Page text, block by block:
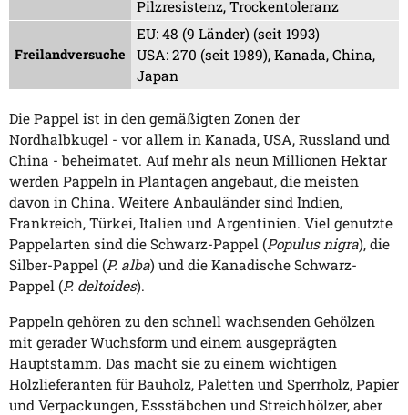
Pilzresistenz, Trockentoleranz
Freilandversuche
EU: 48 (9 Länder) (seit 1993)
USA: 270 (seit 1989), Kanada, China,
Japan
Die Pappel ist in den gemäßigten Zonen der
Nordhalbkugel - vor allem in Kanada, USA, Russland und
China - beheimatet. Auf mehr als neun Millionen Hektar
werden Pappeln in Plantagen angebaut, die meisten
davon in China. Weitere Anbauländer sind Indien,
Frankreich, Türkei, Italien und Argentinien. Viel genutzte
Pappelarten sind die Schwarz-Pappel (Populus nigra), die
Silber-Pappel (P. alba) und die Kanadische Schwarz-
Pappel (P. deltoides).
Pappeln gehören zu den schnell wachsenden Gehölzen
mit gerader Wuchsform und einem ausgeprägten
Hauptstamm. Das macht sie zu einem wichtigen
Holzlieferanten für Bauholz, Paletten und Sperrholz, Papier
und Verpackungen, Essstäbchen und Streichhölzer, aber